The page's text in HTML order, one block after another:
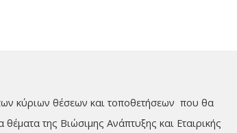
κύριων θέσεων και τοποθετήσεων που θα
της Βιώσιμης Ανάπτυξης και Εταιρικής